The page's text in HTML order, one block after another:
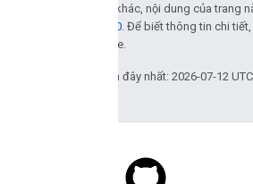
Trừ phi có lưu ý khác, nội dung của trang
phép Apache 2.0 . Để biết thông tin chi
liên kết với Oracle.
Cập nhật lần gần đây nhất: 2026-07-12 UTC.